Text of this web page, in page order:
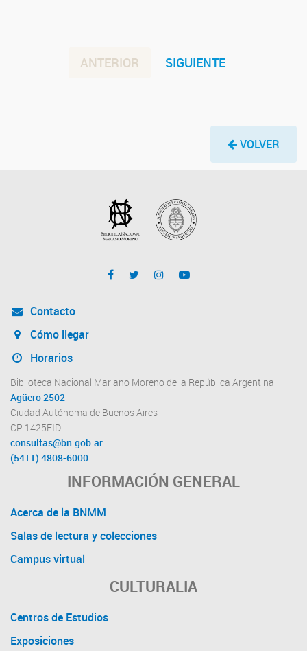
ANTERIOR SIGUIENTE
VOLVER
Contacto
Cómo llegar
Horarios
Biblioteca Nacional Mariano Moreno de la República Argentina
Agüero 2502
Ciudad Autónoma de Buenos Aires
CP 1425EID
consultas@bn.gob.ar
(5411) 4808-6000
INFORMACIÓN GENERAL
Acerca de la BNMM
Salas de lectura y colecciones
Campus virtual
CULTURALIA
Centros de Estudios
Exposiciones